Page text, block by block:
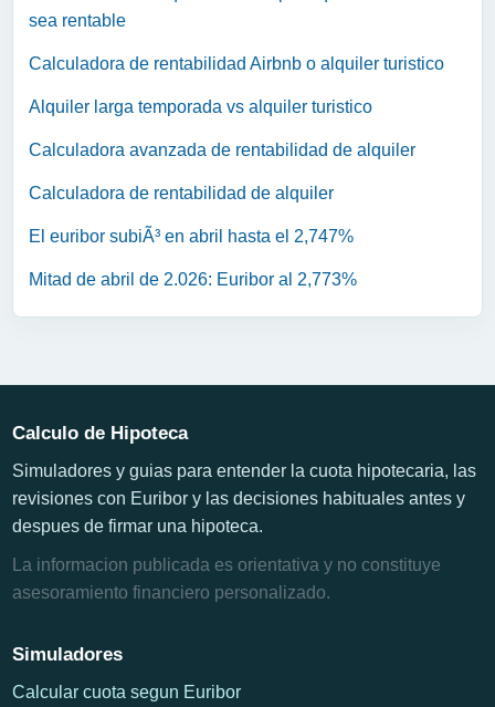
sea rentable
Calculadora de rentabilidad Airbnb o alquiler turistico
Alquiler larga temporada vs alquiler turistico
Calculadora avanzada de rentabilidad de alquiler
Calculadora de rentabilidad de alquiler
El euribor subiÃ³ en abril hasta el 2,747%
Mitad de abril de 2.026: Euribor al 2,773%
Calculo de Hipoteca
Simuladores y guias para entender la cuota hipotecaria, las
revisiones con Euribor y las decisiones habituales antes y
despues de firmar una hipoteca.
La informacion publicada es orientativa y no constituye
asesoramiento financiero personalizado.
Simuladores
Calcular cuota segun Euribor